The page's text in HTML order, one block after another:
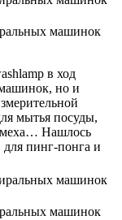
машинок
в ход
но и
мытья посуды,
меха… Нашлось
пинг-понга и
машинок